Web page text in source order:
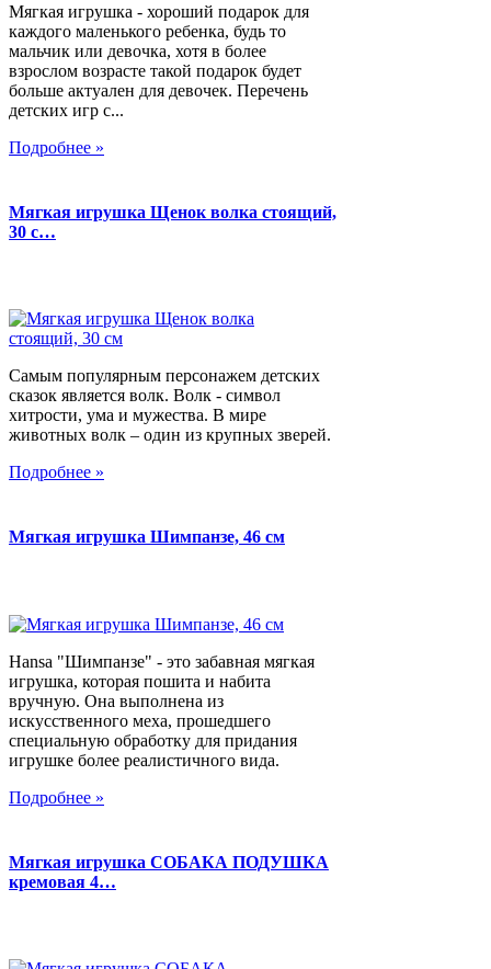
Мягкая игрушка - хороший подарок для
каждого маленького ребенка, будь то
мальчик или девочка, хотя в более
взрослом возрасте такой подарок будет
больше актуален для девочек. Перечень
детских игр с...
Подробнее »
Мягкая игрушка Щенок волка стоящий,
30 с…
Самым популярным персонажем детских
сказок является волк. Волк - символ
хитрости, ума и мужества. В мире
животных волк – один из крупных зверей.
Подробнее »
Мягкая игрушка Шимпанзе, 46 см
Hansa "Шимпанзе" - это забавная мягкая
игрушка, которая пошита и набита
вручную. Она выполнена из
искусственного меха, прошедшего
специальную обработку для придания
игрушке более реалистичного вида.
Подробнее »
Мягкая игрушка СОБАКА ПОДУШКА
кремовая 4…